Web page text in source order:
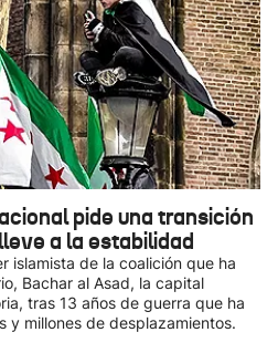
pide una transición
a la estabilidad
islamista de la coalición que ha
Bachar al Asad, la capital
tras 13 años de guerra que ha
y millones de desplazamientos.